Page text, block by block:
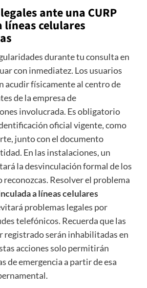
ante una CURP
celulares
durante tu consulta en
con inmediatez. Los usuarios
acudir físicamente al centro de
de la empresa de
involucrada. Es obligatorio
oficial vigente, como
junto con el documento
En las instalaciones, un
la desvinculación formal de los
reconozcas. Resolver el problema
a líneas celulares
problemas legales por
telefónicos. Recuerda que las
registrado serán inhabilitadas en
acciones solo permitirán
de emergencia a partir de esa